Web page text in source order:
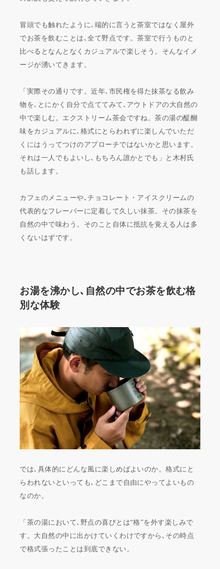
冒頭でも触れたように､端的に言うと茶室ではなく屋外
でお茶を飲むことは､全て野点です。茶室で行うものと
比べるとなんとなくカジュアルで楽しそう。そんなイメ
ージが湧いてきます。
「実際その通りです。近年､市民権を得た抹茶なる飲み
物を､とにかく自分で点ててみて､アウトドアの大自然の
中で楽しむ。エクストリーム茶会ですね。茶の湯の醍醐
味をカジュアルに､格式にとらわれずに楽しんでいただ
くにはうってつけのアプローチではないかと思います。
それは一人でもよいし､もちろん誰かとでも」と木村氏
も話します。
カフェのメニューや､チョコレート・アイスクリームの
代表的なフレーバーに定着して久しい抹茶。その抹茶を
自然の中で味わう。そのこと自体に抵抗を覚える人は多
くないはずです。
お湯を沸かし､自然の中でお茶を飲む格
別な体験
では､具体的にどんな風に楽しめばよいのか。格式にと
らわれないといっても､どこまで自由にやってよいもの
なのか。
「茶の湯において､野点の喜びとは“格”を外す楽しみで
す。大自然の中に出かけていくわけですから､その時点
で格式張ったことは到底できない。